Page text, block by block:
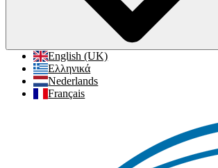
English (UK)
Ελληνικά
Nederlands
Français